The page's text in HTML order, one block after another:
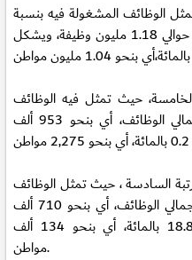
الوظائف المشغولة فيه بنسبة
11.7 بالمائة من إجمالي الوظائف، أي حوالي 1.18 مليون وظيفة، ويشكل
حيث تمثل فيه الوظائف
المشغولة بنسبة 9.4 بالمائة من إجمالي الوظائف، أي بنحو 953 ألف
السادسة ، حيث تمثل الوظائف
المشغولة فيه بنسبة 7 بالمائة من إجمالي الوظائف، أي بنحو 710 ألف
وظيفة، ويشكل السعوديون حوالي 18.8 بالمائة، أي بنحو 134 ألف
مواطن.